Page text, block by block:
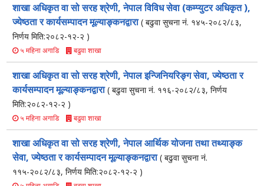
शाखा अधिकृत वा सो सरह श्रेणी, नेपाल विविध सेवा (कम्प्युटर अधिकृत ),
ज्येष्ठता र कार्यसम्पादन मूल्याङ्कनद्वारा( बढुवा सुचना नं. १४५-२०८२/८३,
निर्णय मिति:२०८२-१२-२ )
५ महिना अगाडि बढुवा शाखा
शाखा अधिकृत वा सो सरह श्रेणी, नेपाल इन्जिनियरिङ्ग सेवा, ज्येष्ठता र
कार्यसम्पादन मूल्याङ्कनद्वारा( बढुवा सुचना नं. ११६-२०८२/८३, निर्णय
मिति:२०८२-१२-२ )
५ महिना अगाडि बढुवा शाखा
शाखा अधिकृत वा सो सरह श्रेणी, नेपाल आर्थिक योजना तथा तथ्याङ्क
सेवा, ज्येष्ठता र कार्यसम्पादन मूल्याङ्कनद्वारा( बढुवा सुचना नं.
११५-२०८२/८३, निर्णय मिति:२०८२-१२-२ )